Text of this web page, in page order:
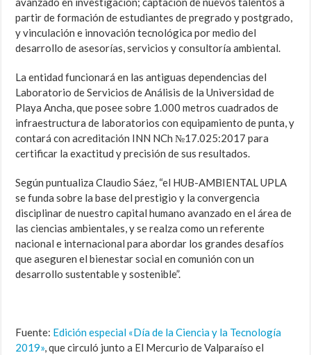
partir de formación de estudiantes de pregrado y postgrado,
y vinculación e in­novación tecnológica por medio del
desarrollo de asesorías, servicios y consultoría ambiental.
La entidad funcionará en las antiguas dependencias del
Laborato­rio de Servicios de Análisis de la Universidad de
Playa Ancha, que posee sobre 1.000 metros cuadrados de
infraestructura de laboratorios con equipamiento de punta, y
contará con acreditación INN NCh №17.025:2017 para
certificar la exactitud y precisión de sus resultados.
Según puntualiza Claudio Sáez, “el HUB-AMBIENTAL UPLA
se fun­da sobre la base del prestigio y la convergencia
disciplinar de nuestro ca­pital humano avanzado en el área de
las ciencias ambientales, y se realza como un referente
nacional e internacional para abordar los grandes de­safíos
que aseguren el bienestar social en comunión con un
desarrollo sustentable y sostenible”.
Fuente: Edición especial «Día de la Ciencia y la Tecnología
2019», que circuló junto a El Mercurio de Valparaíso el